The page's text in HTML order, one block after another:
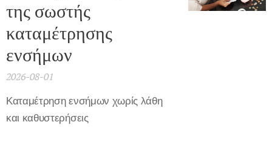
της σωστής
καταμέτρησης
ενσήμων
2026-08-01
Καταμέτρηση ενσήμων χωρίς λάθη
και καθυστερήσεις